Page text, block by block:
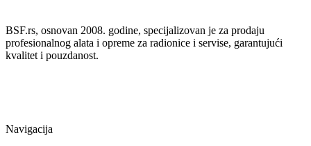
BSF.rs, osnovan 2008. godine, specijalizovan je za prodaju
profesionalnog alata i opreme za radionice i servise, garantujući
kvalitet i pouzdanost.
Navigacija